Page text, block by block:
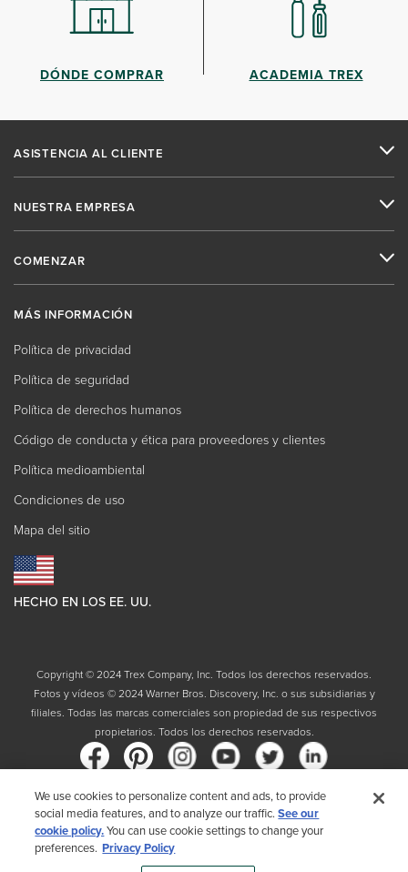
DÓNDE COMPRAR ACADEMIA TREX
ASISTENCIA AL CLIENTE
NUESTRA EMPRESA
COMENZAR
MÁS INFORMACIÓN
Política de privacidad
Política de seguridad
Política de derechos humanos
Código de conducta y ética para proveedores y clientes
Política medioambiental
Condiciones de uso
Mapa del sitio
HECHO EN LOS EE. UU.
Copyright © 2024 Trex Company, Inc. Todos los derechos reservados.
Fotos y vídeos © 2024 Warner Bros. Discovery, Inc. o sus subsidiarias y
filiales. Todas las marcas comerciales son propiedad de sus respectivos
propietarios. Todos los derechos reservados.
País
Al elegir su país, reconoce que ha leído la Política de privacidad de Trex
We use cookies to personalize content and ads, to provide
social media features, and to analyze our traffic.See our
cookie policy.You can use cookie settings to change your
preferences. Privacy Policy